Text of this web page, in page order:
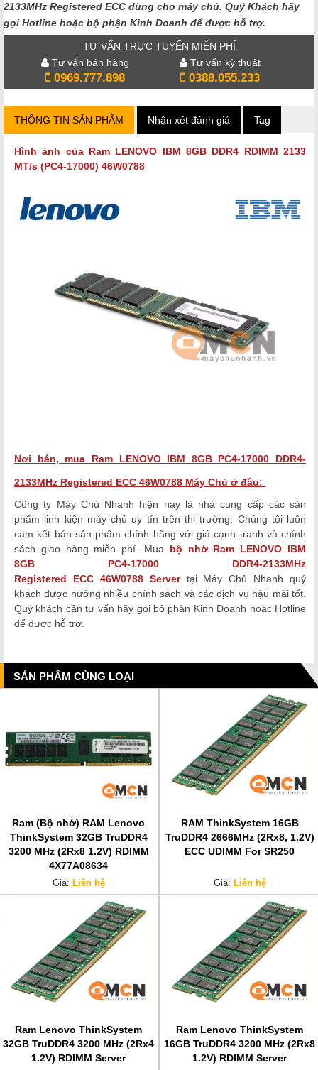
2133MHz Registered ECC dùng cho máy chủ. Quý Khách hãy
gọi Hotline hoặc bộ phận Kinh Doanh để được hỗ trợ.
TƯ VẤN TRỰC TUYẾN MIỄN PHÍ
Tư vấn bán hàng
0969.777.898
Tư vấn kỹ thuật
0388.055.233
THÔNG TIN SẢN PHẨM Nhận xét đánh giá Tag
Hình ảnh của Ram LENOVO IBM 8GB DDR4 RDIMM 2133
MT/s (PC4-17000) 46W0788
Nơi bán, mua Ram LENOVO IBM 8GB PC4-17000 DDR4-
2133MHz Registered ECC 46W0788 Máy Chủ ở đâu:
Công ty Máy Chủ Nhanh hiện nay là nhà cung cấp các sản
phẩm linh kiện máy chủ uy tín trên thị trường. Chúng tôi luôn
cam kết bán sản phẩm chính hãng với giá cạnh tranh và chính
sách giao hàng miễn phí. Mua bộ nhớ Ram LENOVO IBM
8GB PC4-17000 DDR4-2133MHz
Registered ECC 46W0788Server tại Máy Chủ Nhanh quý
khách được hưởng nhiều chính sách và các dịch vụ hậu mãi tốt.
Quý khách cần tư vấn hãy gọi bộ phận Kinh Doanh hoặc Hotline
để được hỗ trợ.
SẢN PHẨM CÙNG LOẠI
Ram (Bộ nhớ) RAM Lenovo
ThinkSystem 32GB TruDDR4
3200 MHz (2Rx8 1.2V) RDIMM
4X77A08634
Giá: Liên hệ
RAM ThinkSystem 16GB
TruDDR4 2666MHz (2Rx8, 1.2V)
ECC UDIMM For SR250
Giá: Liên hệ
Ram Lenovo ThinkSystem
32GB TruDDR4 3200 MHz (2Rx4
1.2V) RDIMM Server
Ram Lenovo ThinkSystem
16GB TruDDR4 3200 MHz (2Rx8
1.2V) RDIMM Server